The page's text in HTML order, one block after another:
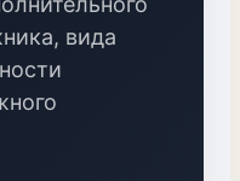
вида